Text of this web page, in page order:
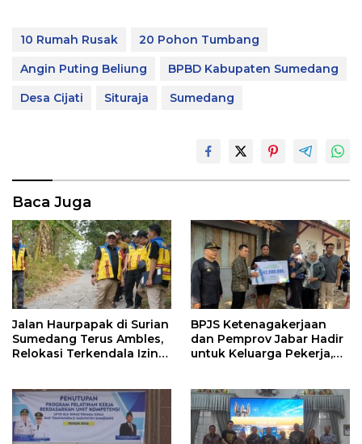
10 Rumah Rusak
20 Pohon Tumbang
Angin Puting Beliung
BPBD Kabupaten Sumedang
Desa Cijati
Situraja Sumedang
Baca Juga
Jalan Haurpapak di Surian
Sumedang Terus Ambles,
Relokasi Terkendala Izin
BPJS Ketenagakerjaan
dan Pemprov Jabar Hadir
untuk Keluarga Pekerja,